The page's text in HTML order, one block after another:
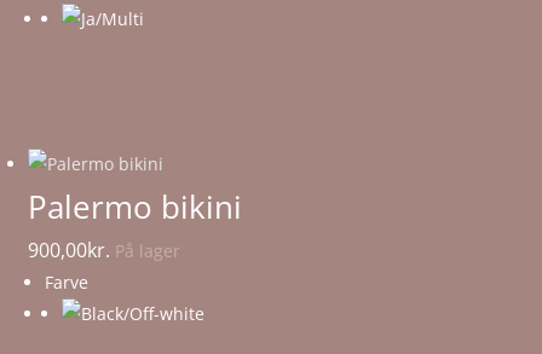
Palermo bikini
900,00kr. På lager
Farve